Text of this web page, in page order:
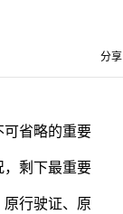
分享
可省略的重要
，剩下最重要
行驶证、原